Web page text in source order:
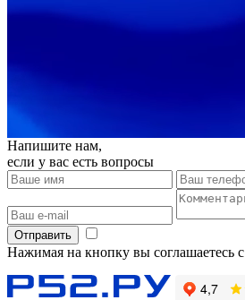
Напишите нам,
если у вас есть вопросы
Отправить
Нажимая на кнопку вы соглашаетесь с